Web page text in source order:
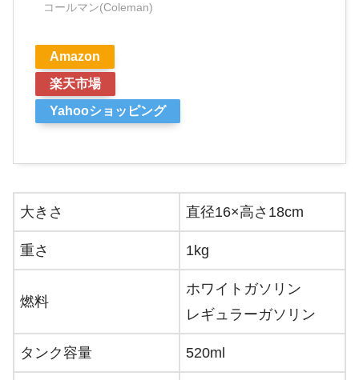
コールマン(Coleman)
Amazon
楽天市場
Yahooショッピング
大きさ 直径16×高さ18cm
重さ 1kg
燃料
ホワイトガソリン
レギュラーガソリン
タンク容量 520ml